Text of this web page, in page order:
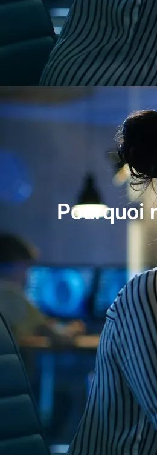
Pourquoi